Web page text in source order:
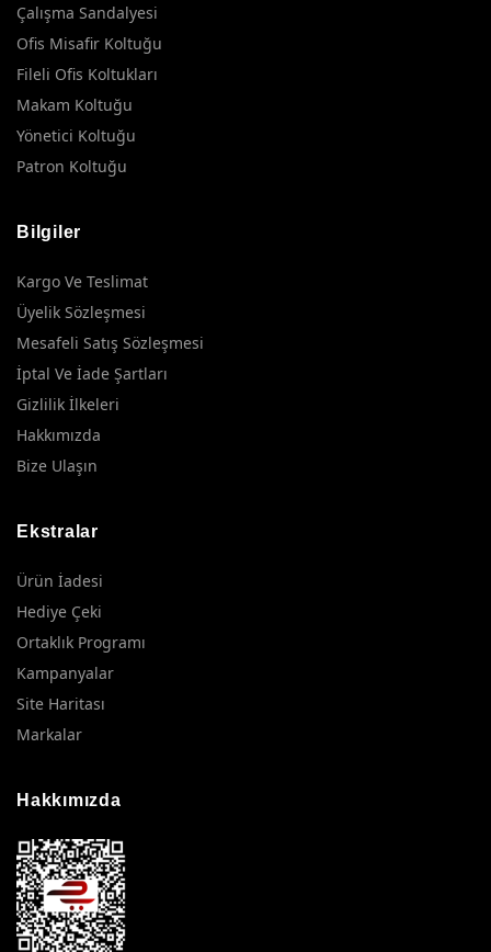
Çalışma Sandalyesi
Ofis Misafir Koltuğu
Fileli Ofis Koltukları
Makam Koltuğu
Yönetici Koltuğu
Patron Koltuğu
Bilgiler
Kargo Ve Teslimat
Üyelik Sözleşmesi
Mesafeli Satış Sözleşmesi
İptal Ve İade Şartları
Gizlilik İlkeleri
Hakkımızda
Bize Ulaşın
Ekstralar
Ürün İadesi
Hediye Çeki
Ortaklık Programı
Kampanyalar
Site Haritası
Markalar
Hakkımızda